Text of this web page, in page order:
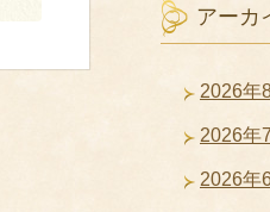
アーカ
2026年
2026年
2026年